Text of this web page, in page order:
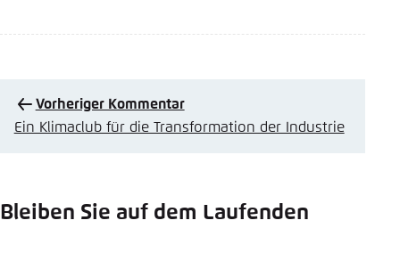
Vorheriger Kommentar
Ein Klimaclub für die Transformation der Industrie
Bleiben Sie auf dem Laufenden